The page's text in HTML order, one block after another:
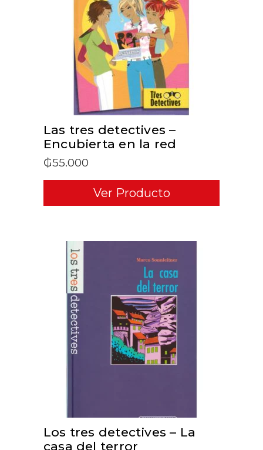
ADD TO CART
Las tres detectives –
Encubierta en la red
₲55.000
Ver Producto
ADD TO CART
Los tres detectives – La
casa del terror